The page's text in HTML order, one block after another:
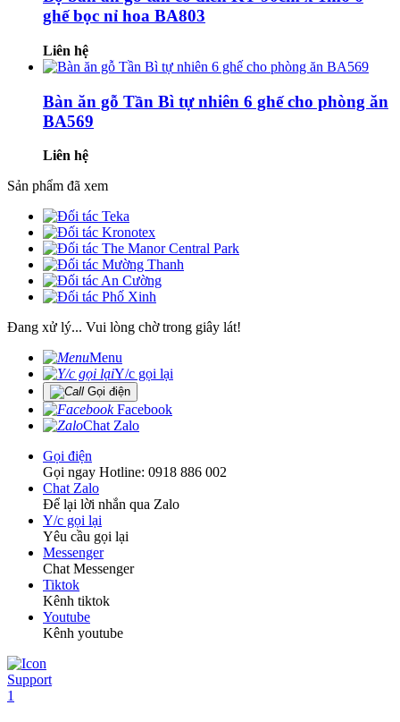
ghế bọc nỉ hoa BA803
Liên hệ
Bàn ăn gỗ Tần Bì tự nhiên 6 ghế cho phòng ăn
BA569
Liên hệ
Sản phẩm đã xem
Đang xử lý... Vui lòng chờ trong giây lát!
Menu
Y/c gọi lại
Gọi điện
Facebook
Chat Zalo
Gọi điện
Gọi ngay Hotline: 0918 886 002
Chat Zalo
Để lại lời nhắn qua Zalo
Y/c gọi lại
Yêu cầu gọi lại
Messenger
Chat Messenger
Tiktok
Kênh tiktok
Youtube
Kênh youtube